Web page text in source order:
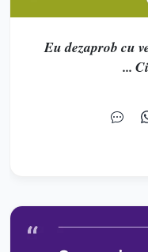
Eu dezaprob cu
...